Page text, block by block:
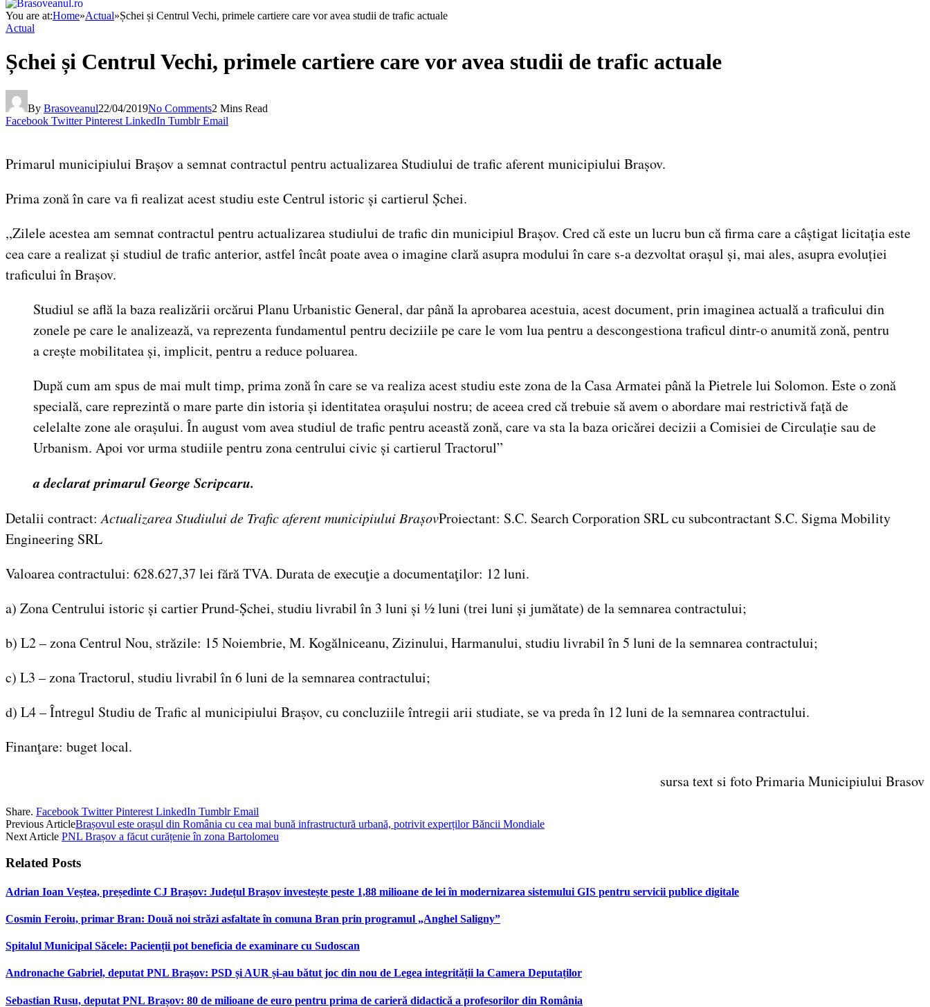
You are at:Home»Actual»Șchei și Centrul Vechi, primele cartiere care vor avea studii de trafic actuale
Actual
Șchei și Centrul Vechi, primele cartiere care vor avea studii de trafic actuale
By Brasoveanul22/04/2019No Comments2 Mins Read
Facebook Twitter Pinterest LinkedIn Tumblr Email
Primarul municipiului Brașov a semnat contractul pentru actualizarea Studiului de trafic aferent municipiului Brașov.
Prima zonă în care va fi realizat acest studiu este Centrul istoric și cartierul Șchei.
,,Zilele acestea am semnat contractul pentru actualizarea studiului de trafic din municipiul Brașov. Cred că este un lucru bun că firma care a câștigat licitația este
cea care a realizat și studiul de trafic anterior, astfel încât poate avea o imagine clară asupra modului în care s-a dezvoltat orașul și, mai ales, asupra evoluției
traficului în Brașov.
Studiul se află la baza realizării orcărui Planu Urbanistic General, dar până la aprobarea acestuia, acest document, prin imaginea actuală a traficului din
zonele pe care le analizează, va reprezenta fundamentul pentru deciziile pe care le vom lua pentru a descongestiona traficul dintr-o anumită zonă, pentru
a crește mobilitatea și, implicit, pentru a reduce poluarea.
După cum am spus de mai mult timp, prima zonă în care se va realiza acest studiu este zona de la Casa Armatei până la Pietrele lui Solomon. Este o zonă
specială, care reprezintă o mare parte din istoria și identitatea orașului nostru; de aceea cred că trebuie să avem o abordare mai restrictivă față de
celelalte zone ale orașului. În august vom avea studiul de trafic pentru această zonă, care va sta la baza oricărei decizii a Comisiei de Circulație sau de
Urbanism. Apoi vor urma studiile pentru zona centrului civic și cartierul Tractorul”
a declarat primarul George Scripcaru.
Detalii contract:Actualizarea Studiului de Trafic aferent municipiului BrașovProiectant: S.C. Search Corporation SRL cu subcontractant S.C. Sigma Mobility
Engineering SRL
Valoarea contractului: 628.627,37 lei fără TVA. Durata de execuţie a documentaţilor: 12 luni.
a) Zona Centrului istoric și cartier Prund-Șchei, studiu livrabil în 3 luni și ½ luni (trei luni și jumătate) de la semnarea contractului;
b) L2 – zona Centrul Nou, străzile: 15 Noiembrie, M. Kogălniceanu, Zizinului, Harmanului, studiu livrabil în 5 luni de la semnarea contractului;
c) L3 – zona Tractorul, studiu livrabil în 6 luni de la semnarea contractului;
d) L4 – Întregul Studiu de Trafic al municipiului Brașov, cu concluziile întregii arii studiate, se va preda în 12 luni de la semnarea contractului.
Finanţare: buget local.
sursa text si foto Primaria Municipiului Brasov
Share. Facebook Twitter Pinterest LinkedIn Tumblr Email
Previous ArticleBrașovul este orașul din România cu cea mai bună infrastructură urbană, potrivit experților Băncii Mondiale
Next Article PNL Brașov a făcut curățenie în zona Bartolomeu
Related Posts
Adrian Ioan Veștea, președinte CJ Brașov: Județul Brașov investește peste 1,88 milioane de lei în modernizarea sistemului GIS pentru servicii publice digitale
Cosmin Feroiu, primar Bran: Două noi străzi asfaltate în comuna Bran prin programul „Anghel Saligny”
Spitalul Municipal Săcele: Pacienții pot beneficia de examinare cu Sudoscan
Andronache Gabriel, deputat PNL Brașov: PSD și AUR și-au bătut joc din nou de Legea integrității la Camera Deputaților
Sebastian Rusu, deputat PNL Brașov: 80 de milioane de euro pentru prima de carieră didactică a profesorilor din România